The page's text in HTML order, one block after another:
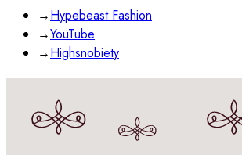
→Hypebeast Fashion
→YouTube
→Highsnobiety